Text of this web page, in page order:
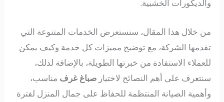
والديكورات الخشبية.
من خلال هذا المقال، سنستعرض الخدمات المتنوعة التي
تقدمها الشركة، مع توضيح مميزات كل خدمة وكيف يمكن
للعملاء الاستفادة من خبرتها الطويلة، بالإضافة لذلك،
سنتعرف على أهم النصائح لاختيار صباغ غرف مناسب،
وأهمية الصيانة المنتظمة للحفاظ على جمال المنزل لفترة